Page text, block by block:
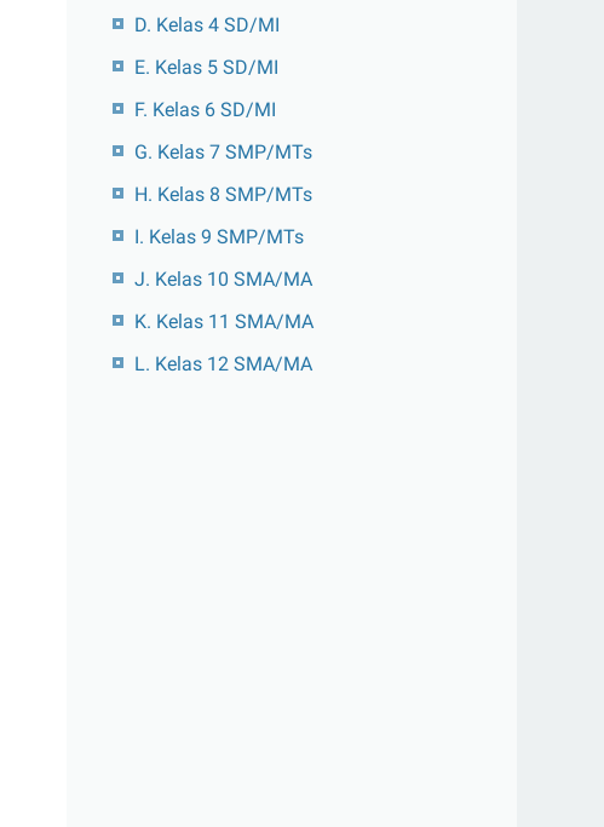
D. Kelas 4 SD/MI
E. Kelas 5 SD/MI
F. Kelas 6 SD/MI
G. Kelas 7 SMP/MTs
H. Kelas 8 SMP/MTs
I. Kelas 9 SMP/MTs
J. Kelas 10 SMA/MA
K. Kelas 11 SMA/MA
L. Kelas 12 SMA/MA